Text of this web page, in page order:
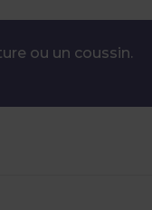
ou un coussin.